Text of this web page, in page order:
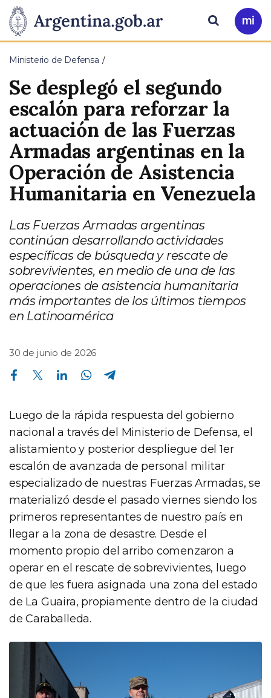
Presidencia
de
la
Nación
Pasar al contenido principal
Ir
a
Buscar
Ministerio de Defensa
Se desplegó el segundo
escalón para reforzar la
actuación de las Fuerzas
Armadas argentinas en la
Operación de Asistencia
Humanitaria en Venezuela
Las Fuerzas Armadas argentinas
continúan desarrollando actividades
específicas de búsqueda y rescate de
sobrevivientes, en medio de una de las
operaciones de asistencia humanitaria
más importantes de los últimos tiempos
en Latinoamérica
30 de junio de 2026
Compartir en Facebook Compartir en Twitter Compartir en Linkedin Compartir en Whatsapp
Luego de la rápida respuesta del gobierno
nacional a través del Ministerio de Defensa, el
alistamiento y posterior despliegue del 1er
escalón de avanzada de personal militar
especializado de nuestras Fuerzas Armadas, se
materializó desde el pasado viernes siendo los
primeros representantes de nuestro país en
llegar a la zona de desastre. Desde el
momento propio del arribo comenzaron a
operar en el rescate de sobrevivientes, luego
de que les fuera asignada una zona del estado
de La Guaira, propiamente dentro de la ciudad
de Caraballeda.